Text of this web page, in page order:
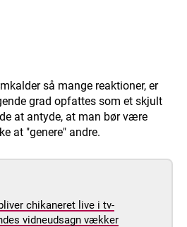
så mange reaktioner, er
grad opfattes som et skjult
at antyde, at man bør være
at "genere" andre.
chikaneret live i tv-
vidneudsagn vækker